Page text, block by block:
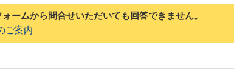
ームから問合せいただいても回答できません。
ご案内